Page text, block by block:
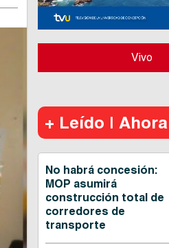
Vivo
+ Leído | Ahora
No habrá concesión:
MOP asumirá
construcción total de
corredores de
transporte